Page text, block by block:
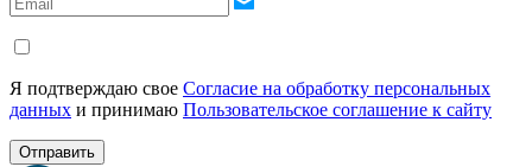
Я подтверждаю свое Согласие на обработку персональных
данных и принимаю Пользовательское соглашение к сайту
Отправить